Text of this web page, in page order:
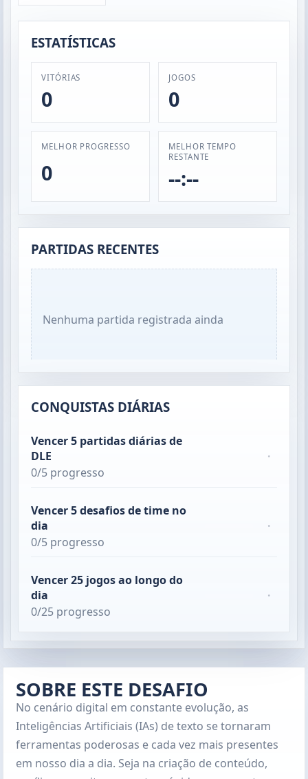
ESTATÍSTICAS
VITÓRIAS
0
JOGOS
0
MELHOR PROGRESSO
0
MELHOR TEMPO
RESTANTE
--:--
PARTIDAS RECENTES
Nenhuma partida registrada ainda
CONQUISTAS DIÁRIAS
Vencer 5 partidas diárias de
DLE
0/5 progresso
·
Vencer 5 desafios de time no
dia
0/5 progresso
·
Vencer 25 jogos ao longo do
dia
0/25 progresso
·
SOBRE ESTE DESAFIO
No cenário digital em constante evolução, as
Inteligências Artificiais (IAs) de texto se tornaram
ferramentas poderosas e cada vez mais presentes
em nosso dia a dia. Seja na criação de conteúdo,